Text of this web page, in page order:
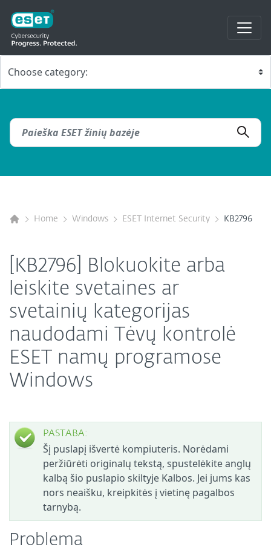
Home Windows ESET Internet Security KB2796
[KB2796] Blokuokite arba
leiskite svetaines ar
svetainių kategorijas
naudodami Tėvų kontrolė
ESET namų programose
Windows
PASTABA:
Šį puslapį išvertė kompiuteris. Norėdami
peržiūrėti originalų tekstą, spustelėkite anglų
kalbą šio puslapio skiltyje Kalbos. Jei jums kas
nors neaišku, kreipkitės į vietinę pagalbos
tarnybą.
Problema